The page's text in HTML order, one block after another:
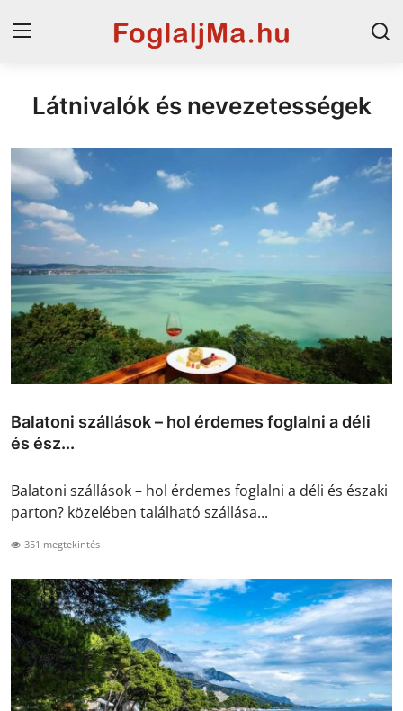
Magyarország
Horvát tengerpart
Horvátország
Szállások a Balatonon
Szállások Hajdúszoboszlón
Blog
Látnivalók és nevezetességek
Balatoni szállások – hol érdemes foglalni a déli
és ész...
Balatoni szállások – hol érdemes foglalni a déli és északi
parton? közelében található szállása...
351 megtekintés